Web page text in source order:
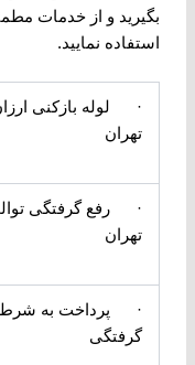
بگیرید و از خدمات
استفاده نمایید.
· لوله بازکنی
تهران
· رفع گرفتگی
تهران
· پرداخت به شرط
گرفتگی